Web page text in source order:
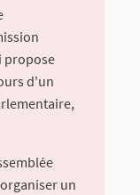
propose
d'un
un